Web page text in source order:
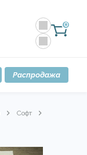
0
Распродажа
Софт